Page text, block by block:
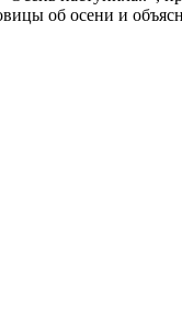
об осени и